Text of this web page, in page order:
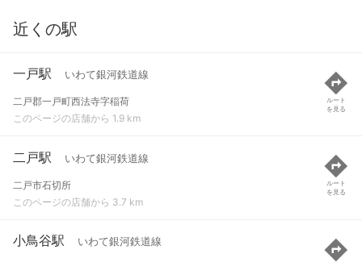
近くの駅
一戸駅 いわて銀河鉄道線
二戸郡一戸町西法寺字稲荷
このページの店舗から 1.9 km
ルート
を見る
二戸駅 いわて銀河鉄道線
二戸市石切所
このページの店舗から 3.7 km
ルート
を見る
小鳥谷駅 いわて銀河鉄道線